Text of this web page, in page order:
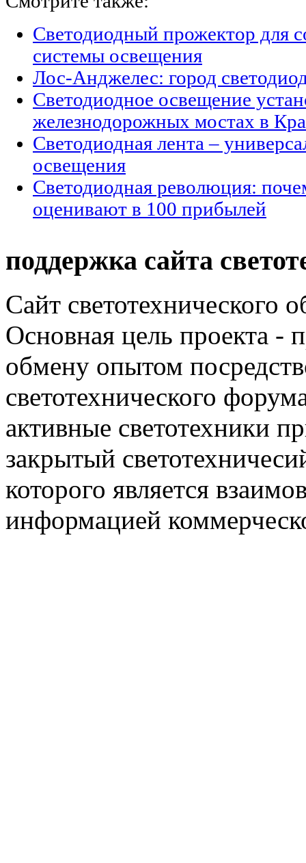
Светодиодный прожектор для
системы освещения
Лос-Анджелес: город
Светодиодное освещение
железнодорожных мостах в
Светодиодная лента –
освещения
Светодиодная революция:
оценивают в 100 прибылей
поддержка сайта
Сайт светотехнического
Основная цель проекта -
обмену опытом
светотехнического
активные светотехники
закрытый
которого является
информацией